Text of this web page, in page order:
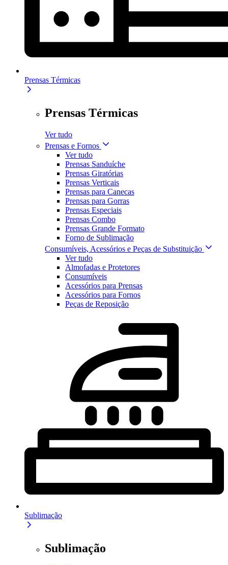
Prensas Térmicas
Prensas Térmicas
Ver tudo
Prensas e Fornos
Ver tudo
Prensas Sanduíche
Prensas Giratórias
Prensas Verticais
Prensas para Canecas
Prensas para Gorras
Prensas Especiais
Prensas Combo
Prensas Grande Formato
Forno de Sublimação
Consumíveis, Acessórios e Peças de Substituição
Ver tudo
Almofadas e Protetores
Consumíveis
Acessórios para Prensas
Acessórios para Fornos
Peças de Reposição
Sublimação
Sublimação